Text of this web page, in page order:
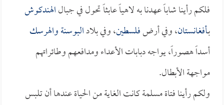
فلكم رأينا شاباً عهدنا به لاهياً عابثاً تحول في جبالالهندكوش
بـأفغانستان، وفي أرضفلسطين، وفي بلادالبوسنة والهرسك
أسداً هصوراً، يواجه دبابات الأعداء ومدافعهم وطائراتهم
مواجهة الأبطال.
ولكم رأينا فتاة مسلمة كانت الغاية من الحياة عندها أن تلبس